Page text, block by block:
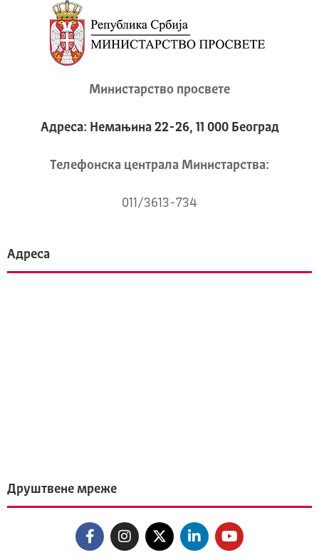
Министарство просвете
Адреса: Немањина 22-26, 11 000 Београд
Телeфонска централа Mинистарства:
011/3613-734
Адреса
Друштвене мреже